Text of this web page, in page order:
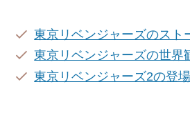
東京リベンジャーズのスト
東京リベンジャーズの世界
東京リベンジャーズ2の登